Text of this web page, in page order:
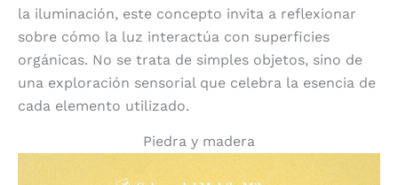
la iluminación, este concepto invita a reflexionar
sobre cómo la luz interactúa con superficies
orgánicas. No se trata de simples objetos, sino de
una exploración sensorial que celebra la esencia de
cada elemento utilizado.
Piedra y madera